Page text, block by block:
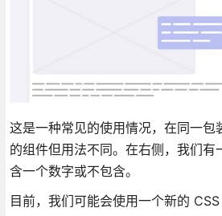
这是一种常见的使用情况，在同一包
的组件但用法不同。在右侧，我们有
含一个数字或不包含。
目前，我们可能会使用一个新的